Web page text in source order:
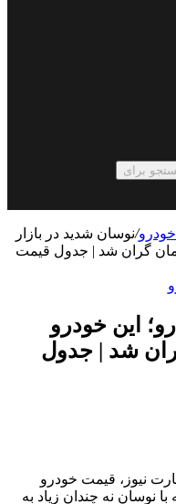
برای
/نوسان شدید در بازار
داخلی ۲۷ میلیون تومان گران شد | جدول قیمت
این خودرو
گران شد | جدول
نیوز، قیمت خودرو
روز گذشته با نوسان نه چندان زیاد به